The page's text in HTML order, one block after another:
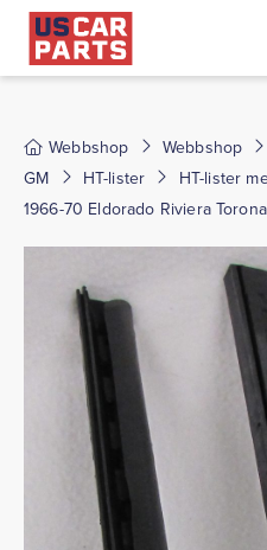
Webbshop Webbshop
GM
HT-lister
HT-lister
1966-70 Eldorado Riviera